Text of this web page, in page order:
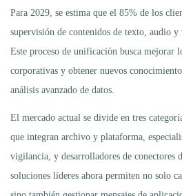
Para 2029, se estima que el 85% de los
supervisión de contenidos de texto, audio y
Este proceso de unificación busca mejorar
corporativas y obtener nuevos
análisis avanzado de datos.
El mercado actual se divide en tres
que integran archivo y plataforma,
vigilancia, y desarrolladores de conectores
soluciones líderes ahora permiten no solo